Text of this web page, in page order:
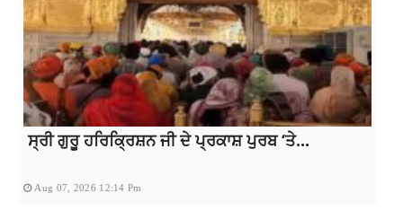
ਸ੍ਰੀ ਗੁਰੂ ਹਰਿਕ੍ਰਿਸ਼ਨ ਜੀ ਦੇ ਪ੍ਰਕਾਸ਼ ਪੁਰਬ ‘ਤੇ...
Aug 07, 2026 12:14 Pm